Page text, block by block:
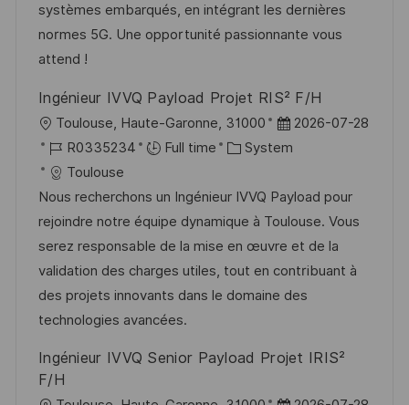
a
t
e
r
y
systèmes embarqués, en intégrant les dernières
normes 5G. Une opportunité passionnante vous
attend !
Ingénieur IVVQ Payload Projet RIS² F/H
L
o
c
a
t
i
o
n
Toulouse, Haute-Garonne, 31000
P
o
t
e
d
D
a
2026-07-28
J
o
b
I
d
R0335234 Full time
C
t
e
g
o
r
System
Toulouse
Nous recherchons un Ingénieur IVVQ Payload pour
rejoindre notre équipe dynamique à Toulouse. Vous
serez responsable de la mise en œuvre et de la
validation des charges utiles, tout en contribuant à
des projets innovants dans le domaine des
technologies avancées.
Ingénieur IVVQ Senior Payload Projet IRIS²
F/H